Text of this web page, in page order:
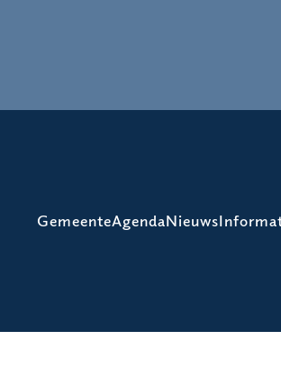
GemeenteAgendaNieuws